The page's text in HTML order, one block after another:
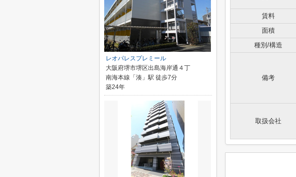
賃料
面積
種別/構造
備考
取扱会社
レオパレスプレミール
大阪府堺市堺区出島海岸通４丁
南海本線「湊」駅 徒歩7分
築24年